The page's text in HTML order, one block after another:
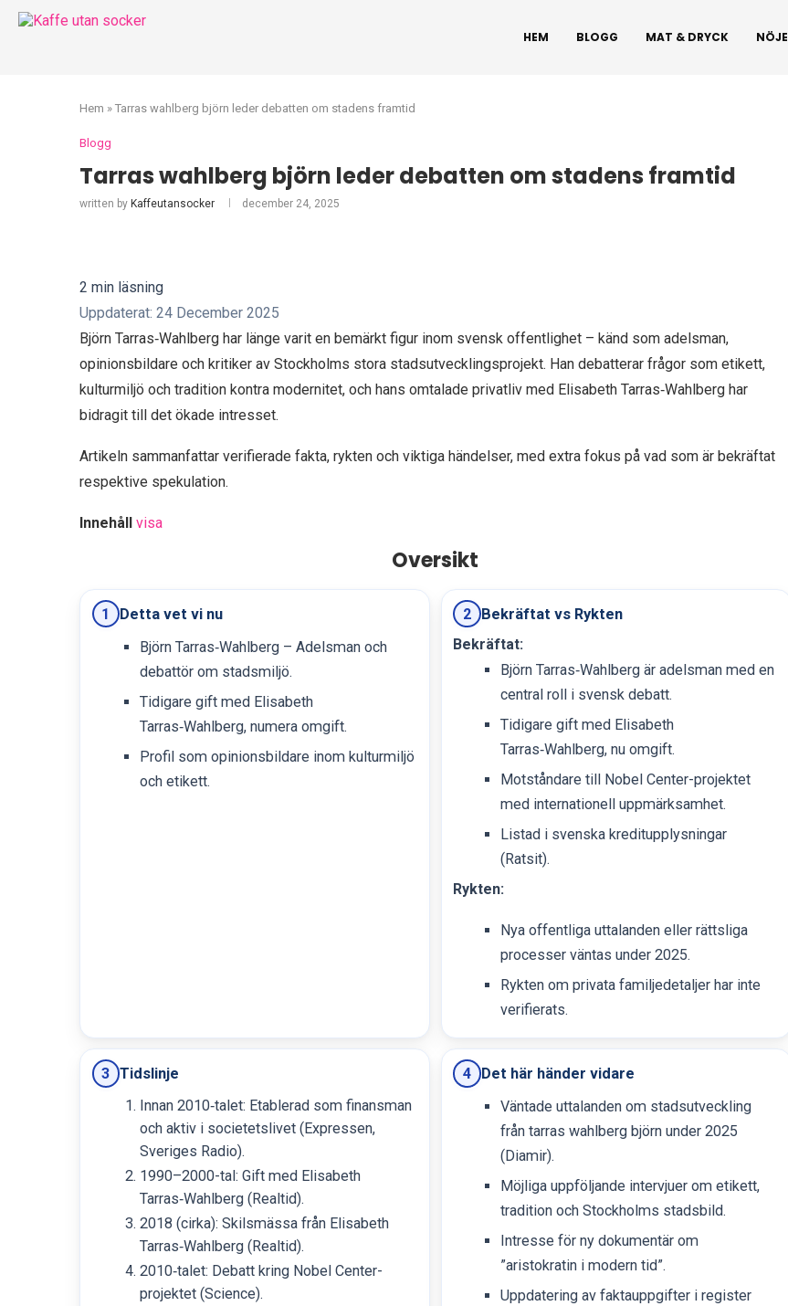
HEM BLOGG MAT & DRYCK NÖJE
Hem » Tarras wahlberg björn leder debatten om stadens framtid
Blogg
Tarras wahlberg björn leder debatten om stadens framtid
written by Kaffeutansocker december 24, 2025
2 min läsning
Uppdaterat: 24 December 2025
Björn Tarras‑Wahlberg har länge varit en bemärkt figur inom svensk offentlighet – känd som adelsman,
opinionsbildare och kritiker av Stockholms stora stadsutvecklingsprojekt. Han debatterar frågor som etikett,
kulturmiljö och tradition kontra modernitet, och hans omtalade privatliv med Elisabeth Tarras‑Wahlberg har
bidragit till det ökade intresset.
Artikeln sammanfattar verifierade fakta, rykten och viktiga händelser, med extra fokus på vad som är bekräftat
respektive spekulation.
Innehåll visa
Oversikt
1
Detta vet vi nu
Björn Tarras‑Wahlberg – Adelsman och
debattör om stadsmiljö.
Tidigare gift med Elisabeth
Tarras‑Wahlberg, numera omgift.
Profil som opinionsbildare inom kulturmiljö
och etikett.
2 Bekräftat vs Rykten
Bekräftat:
Björn Tarras‑Wahlberg är adelsman med en
central roll i svensk debatt.
Tidigare gift med Elisabeth
Tarras‑Wahlberg, nu omgift.
Motståndare till Nobel Center-projektet
med internationell uppmärksamhet.
Listad i svenska kreditupplysningar
(Ratsit).
Rykten:
Nya offentliga uttalanden eller rättsliga
processer väntas under 2025.
Rykten om privata familjedetaljer har inte
verifierats.
3 Tidslinje
Innan 2010‑talet: Etablerad som finansman
och aktiv i societetslivet (Expressen,
Sveriges Radio).
1990–2000-tal: Gift med Elisabeth
Tarras‑Wahlberg (Realtid).
2018 (cirka): Skilsmässa från Elisabeth
Tarras‑Wahlberg (Realtid).
2010‑talet: Debatt kring Nobel Center-
projektet (Science).
4 Det här händer vidare
Väntade uttalanden om stadsutveckling
från tarras wahlberg björn under 2025
(Diamir).
Möjliga uppföljande intervjuer om etikett,
tradition och Stockholms stadsbild.
Intresse för ny dokumentär om
”aristokratin i modern tid”.
Uppdatering av faktauppgifter i register